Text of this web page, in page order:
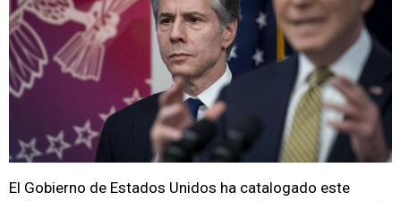
El Gobierno de Estados Unidos ha catalogado este